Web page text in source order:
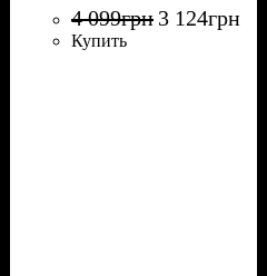
4 099грн 3 124грн
Купить